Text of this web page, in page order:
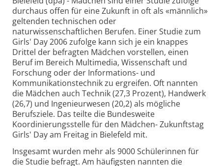
durchaus offen für eine Zukunft in oft als «männlich»
geltenden technischen oder
naturwissenschaftlichen Berufen. Einer Studie zum
Girls' Day 2006 zufolge kann sich je ein knappes
Drittel der befragten Mädchen vorstellen, einen
Beruf im Bereich Multimedia, Wissenschaft und
Forschung oder der Informations- und
Kommunikationstechnik zu ergreifen. Oft nannten
die Mädchen auch Technik (27,3 Prozent), Handwerk
(26,7) und Ingenieurwesen (20,2) als mögliche
Berufsziele. Das teilte die Bundesweite
Koordinierungsstelle für den Mädchen- Zukunftstag
Girls' Day am Freitag in Bielefeld mit.
Insgesamt wurden mehr als 9000 Schülerinnen für
die Studie befragt. Am häufigsten nannten die